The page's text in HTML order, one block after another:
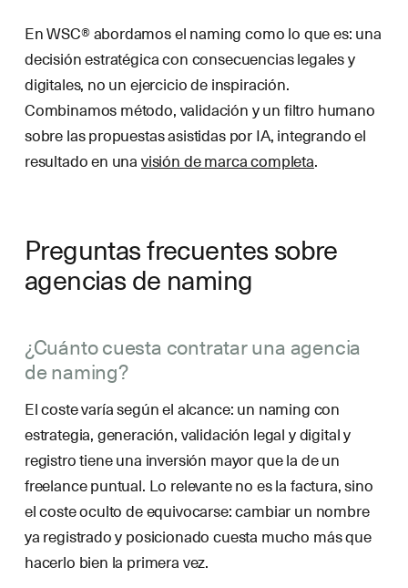
En WSC® abordamos el naming como lo que es: una
decisión estratégica con consecuencias legales y
digitales, no un ejercicio de inspiración.
Combinamos método, validación y un filtro humano
sobre las propuestas asistidas por IA, integrando el
resultado en unavisión de marca completa.
Preguntas frecuentes sobre
agencias de naming
¿Cuánto cuesta contratar una agencia
de naming?
El coste varía según el alcance: un naming con
estrategia, generación, validación legal y digital y
registro tiene una inversión mayor que la de un
freelance puntual. Lo relevante no es la factura, sino
el coste oculto de equivocarse: cambiar un nombre
ya registrado y posicionado cuesta mucho más que
hacerlo bien la primera vez.